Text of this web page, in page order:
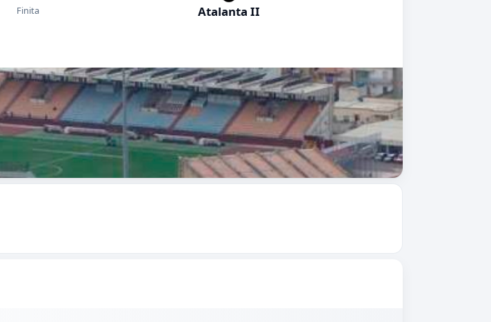
Finita Atalanta II